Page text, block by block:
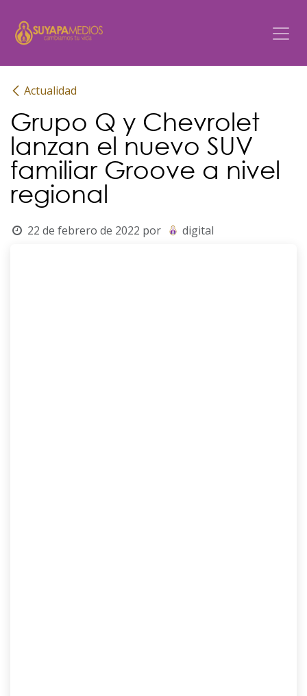
Actualidad
Grupo Q y Chevrolet
lanzan el nuevo SUV
familiar Groove a nivel
regional
22 de febrero de 2022 por digital